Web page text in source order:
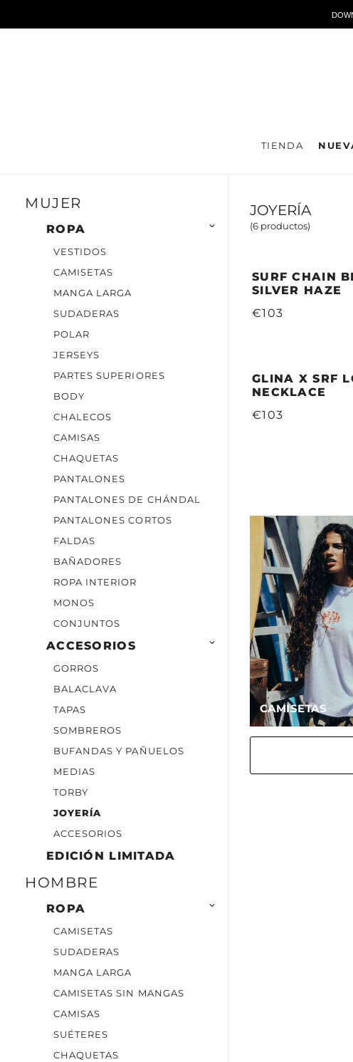
TIENDA
MUJER
ROPA 
VESTIDOS
CAMISETAS
MANGA LARGA
SUDADERAS
POLAR
JERSEYS
PARTES SUPERIORES
BODY
CHALECOS
CAMISAS
CHAQUETAS
PANTALONES
PANTALONES DE CHÁNDAL
PANTALONES CORTOS
FALDAS
BAÑADORES
ROPA INTERIOR
MONOS
CONJUNTOS
ACCESORIOS 
GORROS
BALACLAVA
TAPAS
SOMBREROS
BUFANDAS Y PAÑUELOS
MEDIAS
TORBY
JOYERÍA
ACCESORIOS
EDICIÓN LIMITADA
HOMBRE
ROPA 
CAMISETAS
SUDADERAS
MANGA LARGA
CAMISETAS SIN MANGAS
CAMISAS
SUÉTERES
CHAQUETAS
JOYERÍA
(6 productos)
SURF CHAIN
SILVER HAZE
€103
GLINA X SRF
NECKLACE
€103
CAMISETAS